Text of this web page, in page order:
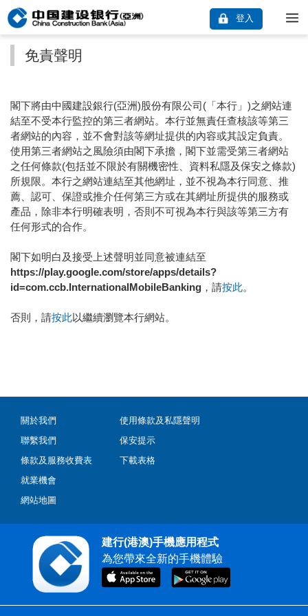
登入
免責聲明
閣下將由中國建設銀行(亞洲)股份有限公司(「本行」)之網站連
結至不受本行監控的第三者網站。本行並無責任查核該等第三
者網站的內容，並不會對該等網址提供的內容或其設定負責。
使用第三者網站之風險須由閣下承擔，閣下並需受第三者網站
之任何條款(包括並不限於有關機密性、資料私隱及保安之條款)
所規限。本行之網站連結至其他網址，並不視為本行同意、推
薦、認可、保證或推介任何第三方或在其網址所提供的服務或
產品，除非本行明確表明，否則不可視為本行與該等第三方有
任何形式的合作。
閣下如明白及接受上述聲明並同意被連結至
https://play.google.com/store/apps/details?
id=com.ccb.InternationalMobileBanking ，請按此。
否則，請按此以繼續瀏覽本行網站。
關於我們
聯繫我們
條款及服務收費表
就業機會
網站地圖
使用條款及私隱聲明
保安提示
下載表格
建行(港澳)手機應用程式
為您帶來全新的手機體驗